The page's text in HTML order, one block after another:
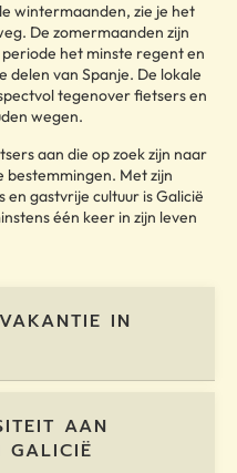
wintermaanden, zie je het
De zomermaanden zijn
het minste regent en
delen van Spanje. De lokale
tegenover fietsers en
wegen.
aan die op zoek zijn naar
Met zijn
gastvrije cultuur is Galicië
één keer in zijn leven
IN
AAN
GALICIË